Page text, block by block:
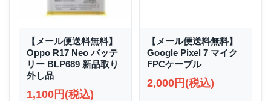
【メール便送料無料】
Oppo R17 Neo バッテ
リー BLP689 新品取り
外し品
1,100円(税込)
【メール便送料無料】
Google Pixel 7 マイク
FPCケーブル
2,000円(税込)